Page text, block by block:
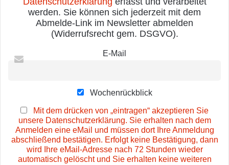
werden. Sie können sich jederzeit mit dem
Abmelde-Link im Newsletter abmelden
(Widerrufsrecht gem. DSGVO).
E-Mail
Wochenrückblick
Mit dem drücken von „eintragen“ akzeptieren Sie
unsere Datenschutzerklärung. Sie erhalten nach dem
Anmelden eine eMail und müssen dort Ihre Anmeldung
abschließend bestätigen. Erfolgt keine Bestätigung, dann
wird Ihre eMail-Adresse nach 72 Stunden wieder
automatisch gelöscht und Sie erhalten keine weiteren